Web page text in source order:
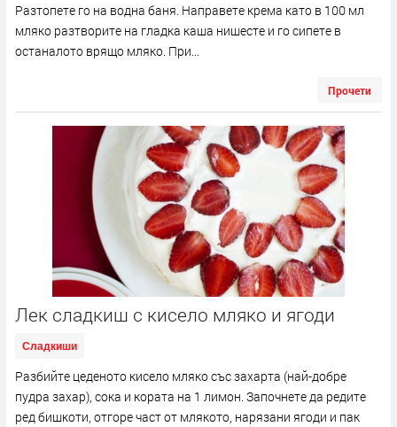
Разтопете го на водна баня. Направете крема като в 100 мл
мляко разтворите на гладка каша нишесте и го сипете в
останалото врящо мляко. При...
Прочети
Лек сладкиш с кисело мляко и ягоди
Сладкиши
Разбийте цеденото кисело мляко със захарта (най-добре
пудра захар), сока и кората на 1 лимон. Започнете да редите
ред бишкоти, отгоре част от млякото, нарязани ягоди и пак